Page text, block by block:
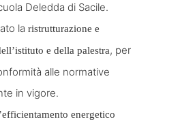
Deledda di Sacile.
la ristrutturazione e
e della palestra, per
alle normative
in vigore.
energetico